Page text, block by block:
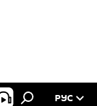
РУС